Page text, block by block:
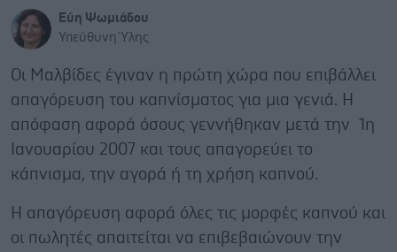
Εύη Ψωμιάδου
Υπεύθυνη Ύλης
Οι Μαλβίδες έγιναν η πρώτη χώρα που επιβάλλει
απαγόρευση του καπνίσματος για μια γενιά. Η
απόφαση αφορά όσους γεννήθηκαν μετά την 1η
Ιανουαρίου 2007 και τους απαγορεύει το
κάπνισμα, την αγορά ή τη χρήση καπνού.
Η απαγόρευση αφορά όλες τις μορφές καπνού και
οι πωλητές απαιτείται να επιβεβαιώνουν την